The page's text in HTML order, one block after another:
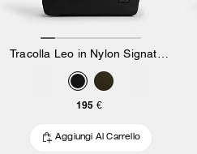
195 €
Aggiungi Al Carrello